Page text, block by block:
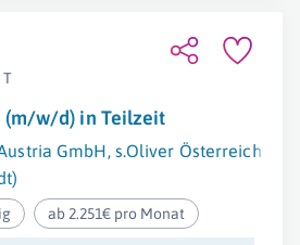
T
(m/w/d) in Teilzeit
GmbH, s.Oliver Österreich
ab 2.251€ pro Monat